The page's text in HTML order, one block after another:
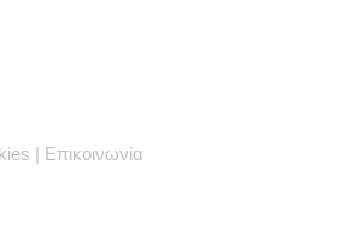
| Επικοινωνία